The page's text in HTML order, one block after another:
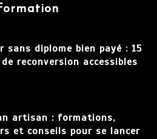
sans diplome bien payé : 15
reconversion accessibles
artisan : formations,
et conseils pour se lancer